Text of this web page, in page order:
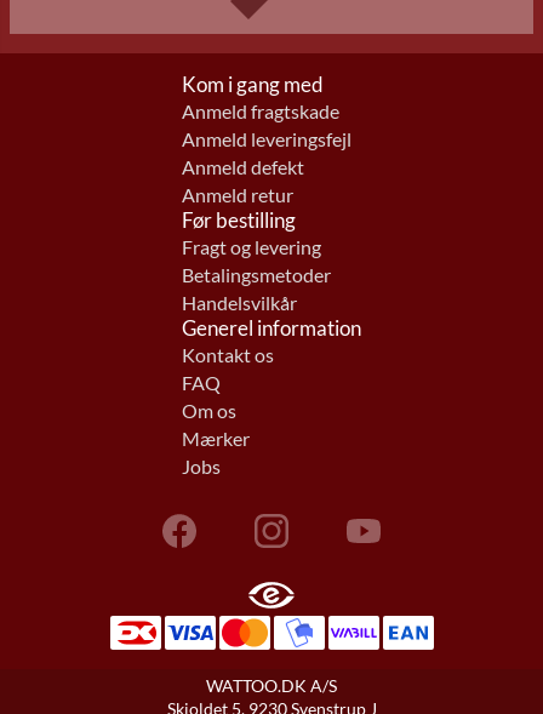
Kom i gang med
Anmeld fragtskade
Anmeld leveringsfejl
Anmeld defekt
Anmeld retur
Før bestilling
Fragt og levering
Betalingsmetoder
Handelsvilkår
Generel information
Kontakt os
FAQ
Om os
Mærker
Jobs
WATTOO.DK A/S
Skjoldet 5, 9230 Svenstrup J